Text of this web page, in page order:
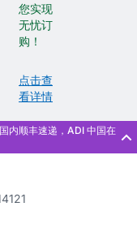
您实现
无忧订
购！
点击查
看详情